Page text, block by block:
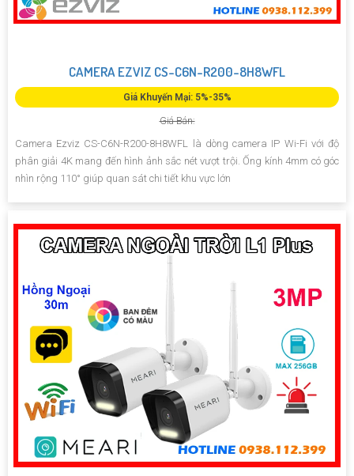
CAMERA EZVIZ CS-C6N-R200-8H8WFL
Giá Khuyến Mại: 5%-35%
Giá Bán:
Camera Ezviz CS-C6N-R200-8H8WFL là dòng camera IP Wi-Fi với độ
phân giải 4K mang đến hình ảnh sắc nét vượt trội. Ống kính 4mm có góc
nhìn rộng 110° giúp quan sát chi tiết khu vực lớn